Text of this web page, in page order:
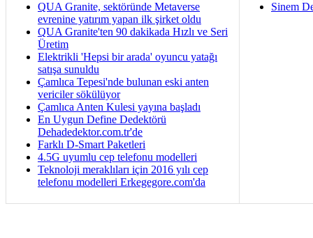
QUA Granite, sektöründe Metaverse
evrenine yatırım yapan ilk şirket oldu
QUA Granite'ten 90 dakikada Hızlı ve Seri
Üretim
Elektrikli 'Hepsi bir arada' oyuncu yatağı
satışa sunuldu
Çamlıca Tepesi'nde bulunan eski anten
vericiler sökülüyor
Çamlıca Anten Kulesi yayına başladı
En Uygun Define Dedektörü
Dehadedektor.com.tr'de
Farklı D-Smart Paketleri
4.5G uyumlu cep telefonu modelleri
Teknoloji meraklıları için 2016 yılı cep
telefonu modelleri Erkegegore.com'da
Sinem